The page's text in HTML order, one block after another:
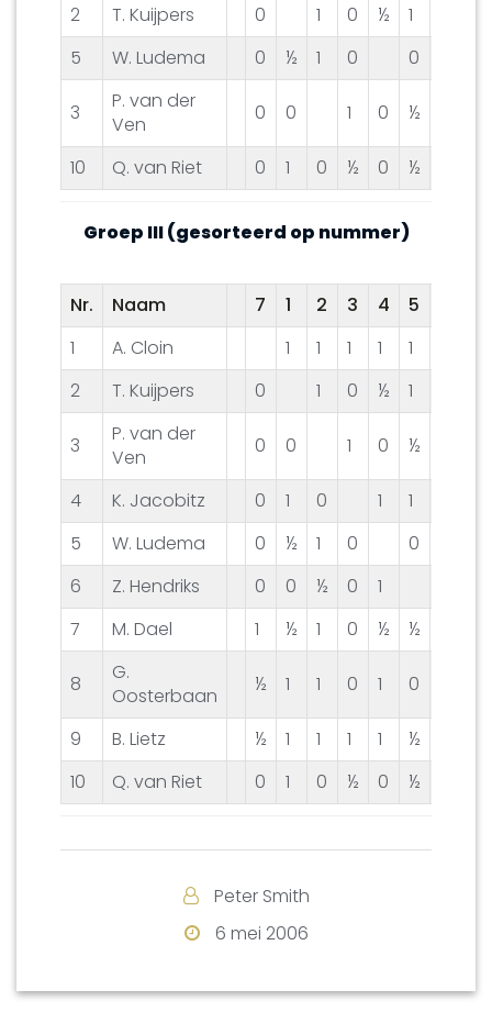
2
T. Kuijpers 0 1 0 ½ 1
5
W. Ludema 0 ½ 1 0 0
3
P. van der
Ven
0 0 1 0 ½
10 Q. van Riet 0 1 0 ½ 0 ½
Groep III (gesorteerd op nummer)
Nr. Naam 7 1 2 3 4 5
1
A. Cloin 1 1 1 1 1
2
T. Kuijpers 0 1 0 ½ 1
3
P. van der
Ven
0 0 1 0 ½
4 K. Jacobitz 0 1 0 1 1
5
W. Ludema 0 ½ 1 0 0
6
Z. Hendriks 0 0 ½ 0 1
7
M. Dael 1 ½ 1 0 ½ ½
8
G.
Oosterbaan
½ 1 1 0 1 0
9 B. Lietz ½ 1 1 1 1 ½
10
Q. van Riet 0 1 0 ½ 0 ½
Peter Smith
6 mei 2006